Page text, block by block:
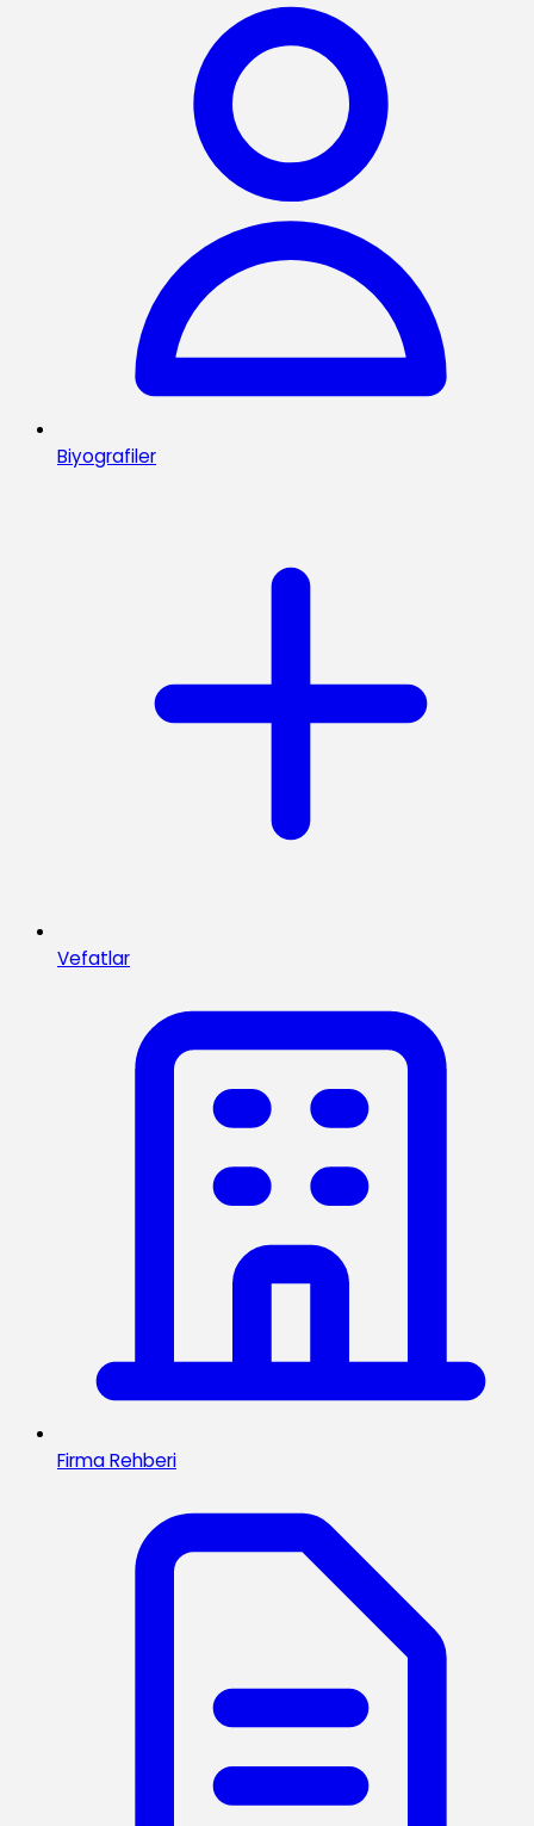
Biyografiler
Vefatlar
Firma Rehberi